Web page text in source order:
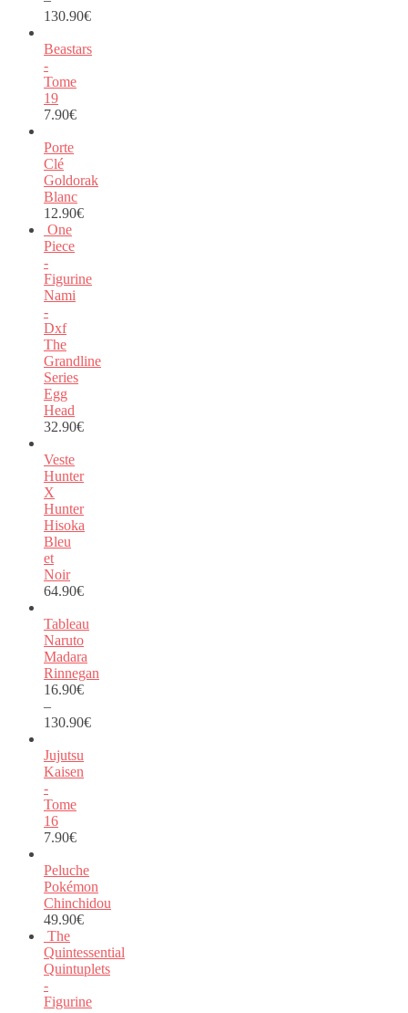
130.90€
Beastars
-
Tome
19
7.90€
Porte
Clé
Goldorak
Blanc
12.90€
One
Piece
-
Figurine
Nami
-
Dxf
The
Grandline
Series
Egg
Head
32.90€
Veste
Hunter
X
Hunter
Hisoka
Bleu
et
Noir
64.90€
Tableau
Naruto
Madara
Rinnegan
16.90€
–
130.90€
Jujutsu
Kaisen
-
Tome
16
7.90€
Peluche
Pokémon
Chinchidou
49.90€
The
Quintessential
Quintuplets
-
Figurine